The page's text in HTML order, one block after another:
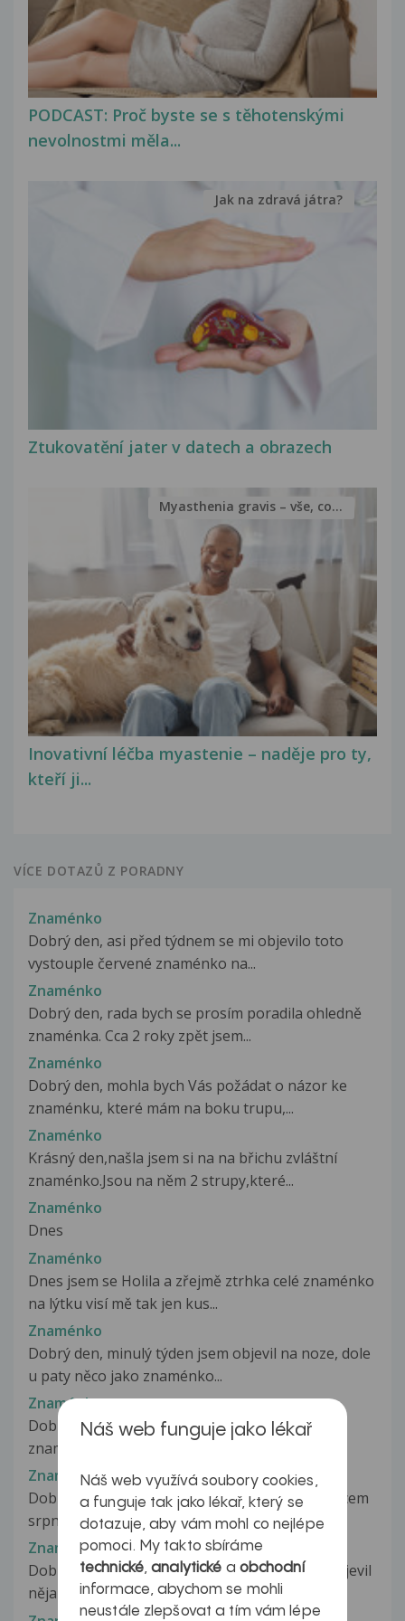
PODCAST: Proč byste se s těhotenskými
nevolnostmi měla...
Ztukovatění jater v datech a obrazech
Jak na zdravá játra?
Inovativní léčba myastenie – naděje pro ty,
kteří ji...
Myasthenia gravis – vše, co...
VÍCE DOTAZŮ Z PORADNY
Znaménko
Dobrý den, asi před týdnem se mi objevilo toto
vystouple červené znaménko na...
Znaménko
Dobrý den, rada bych se prosím poradila ohledně
znaménka. Cca 2 roky zpět jsem...
Znaménko
Dobrý den, mohla bych Vás požádat o názor ke
znaménku, které mám na boku trupu,...
Znaménko
Krásný den,našla jsem si na na břichu zvláštní
znaménko.Jsou na něm 2 strupy,které...
Znaménko
Dnes
Znaménko
Dnes jsem se Holila a zřejmě ztrhka celé znaménko
na lýtku visí mě tak jen kus...
Znaménko
Dobrý den, minulý týden jsem objevil na noze, dole
u paty něco jako znaménko...
Znaménko
Dobrý den, udělalo se mi na zádech nové
znaménko foto kterého posílám v příloze....
Znaménko
Dobrý den,chtěla bych se zeptat,byla jsem koncem
srpna u paní doktorky na kožním...
Znaménko
Dobrý den, před několika dny jsem na hlavě objevil
nějaké mateřské znaménko...
Náš web funguje jako lékař
Náš web využívá soubory cookies,
a funguje tak jako lékař, který se
dotazuje, aby vám mohl co nejlépe
pomoci. My takto sbíráme
technické,analytické a obchodní
informace, abychom se mohli
neustále zlepšovat a tím vám lépe